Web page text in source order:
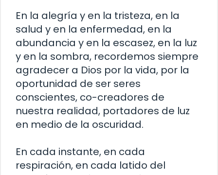
En la alegría y en la tristeza, en la
salud y en la enfermedad, en la
abundancia y en la escasez, en la luz
y en la sombra, recordemos siempre
agradecer a Dios por la vida, por la
oportunidad de ser seres
conscientes, co-creadores de
nuestra realidad, portadores de luz
en medio de la oscuridad.
En cada instante, en cada
respiración, en cada latido del